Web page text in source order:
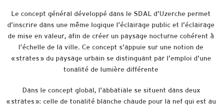
Le concept général développé dans le SDAL d’Uzerche permet
d’inscrire dans une même logique l’éclairage public et l’éclairage
de mise en valeur, afin de créer un paysage nocturne cohérent à
l’échelle de la ville. Ce concept s’appuie sur une notion de
« strates » du paysage urbain se distinguant par l’emploi d’une
tonalité de lumière différente
Dans le concept global, l’abbatiale se situent dans deux
« strates »: celle de tonalité blanche chaude pour la nef qui est au